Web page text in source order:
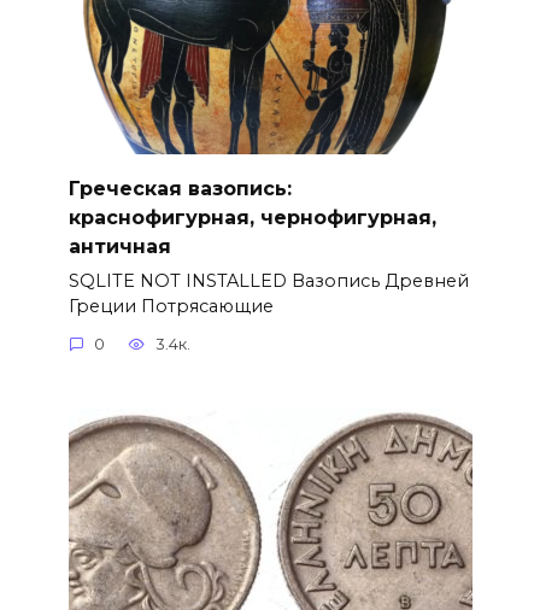
Греческая вазопись:
краснофигурная, чернофигурная,
античная
SQLITE NOT INSTALLED Вазопись Древней
Греции Потрясающие
0 3.4к.